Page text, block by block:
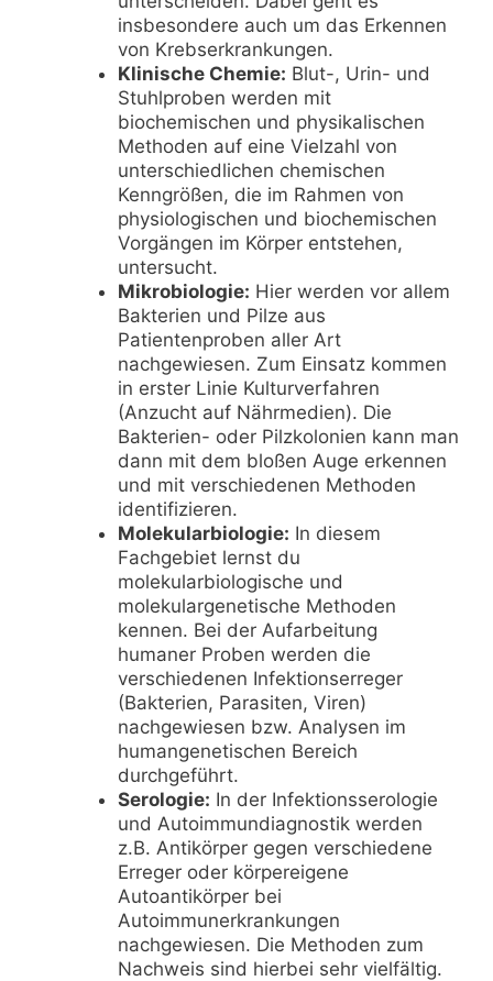
insbesondere auch um das Erkennen
von Krebserkrankungen.
Klinische Chemie: Blut-, Urin- und
Stuhlproben werden mit
biochemischen und physikalischen
Methoden auf eine Vielzahl von
unterschiedlichen chemischen
Kenngrößen, die im Rahmen von
physiologischen und biochemischen
Vorgängen im Körper entstehen,
untersucht.
Mikrobiologie: Hier werden vor allem
Bakterien und Pilze aus
Patientenproben aller Art
nachgewiesen. Zum Einsatz kommen
in erster Linie Kulturverfahren
(Anzucht auf Nährmedien). Die
Bakterien- oder Pilzkolonien kann man
dann mit dem bloßen Auge erkennen
und mit verschiedenen Methoden
identifizieren.
Molekularbiologie: In diesem
Fachgebiet lernst du
molekularbiologische und
molekulargenetische Methoden
kennen. Bei der Aufarbeitung
humaner Proben werden die
verschiedenen Infektionserreger
(Bakterien, Parasiten, Viren)
nachgewiesen bzw. Analysen im
humangenetischen Bereich
durchgeführt.
Serologie: In der Infektionsserologie
und Autoimmundiagnostik werden
z.B. Antikörper gegen verschiedene
Erreger oder körpereigene
Autoantikörper bei
Autoimmunerkrankungen
nachgewiesen. Die Methoden zum
Nachweis sind hierbei sehr vielfältig.